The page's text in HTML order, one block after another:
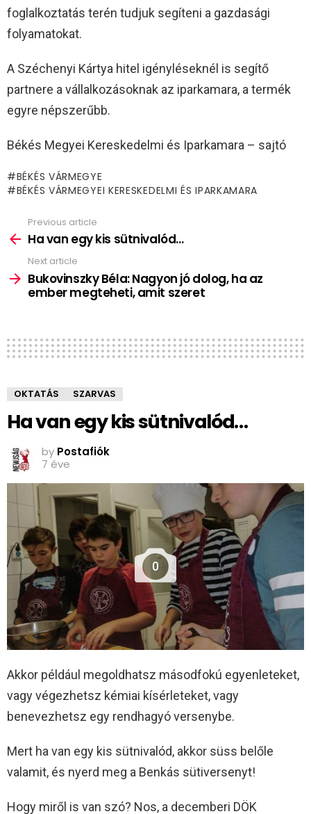
foglalkoztatás terén tudjuk segíteni a gazdasági
folyamatokat.
A Széchenyi Kártya hitel igényléseknél is segítő
partnere a vállalkozásoknak az iparkamara, a termék
egyre népszerűbb.
Békés Megyei Kereskedelmi és Iparkamara – sajtó
BÉKÉS VÁRMEGYE
BÉKÉS VÁRMEGYEI KERESKEDELMI ÉS IPARKAMARA
more
Previous article
Ha van egy kis sütnivalód…
Next article
Bukovinszky Béla: Nagyon jó dolog, ha az
ember megteheti, amit szeret
OKTATÁS SZARVAS
Ha van egy kis sütnivalód…
by Postafiók
7 éve
0
Akkor például megoldhatsz másodfokú egyenleteket,
vagy végezhetsz kémiai kísérleteket, vagy
benevezhetsz egy rendhagyó versenybe.
Mert ha van egy kis sütnivalód, akkor süss belőle
valamit, és nyerd meg a Benkás sütiversenyt!
Hogy miről is van szó? Nos, a decemberi DÖK